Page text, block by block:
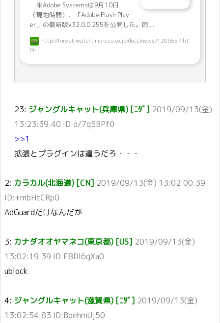
米Adobe Systemsは9月10日
（現地時間）、「Adobe Flash Play
er」の最新版v32.0.0.255を公開した。同 ...
http://forest.watch.impress.co.jp/docs/news/1206557.ht
ml
23: ジャングルキャット(兵庫県) [ﾆﾀﾞ] 2019/09/13(金)
13:23:39.40 ID:o/7q5BPf0
>>1
拡張とプラグインは違うだろ・・・
2: カラカル(北海道) [CN] 2019/09/13(金) 13:02:00.39
ID:+mbHtCRp0
AdGuardだけなんだが
3: カナダオオヤマネコ(東京都) [US] 2019/09/13(金)
13:02:19.39 ID:E8Dl6gXa0
ublock
4: ジャングルキャット(滋賀県) [ﾆﾀﾞ] 2019/09/13(金)
13:02:54.83 ID:BoehmUj50